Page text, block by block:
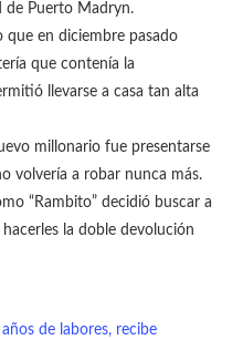
de Puerto Madryn.
que en diciembre pasado
que contenía la
llevarse a casa tan alta
millonario fue presentarse
volvería a robar nunca más.
“Rambito” decidió buscar a
la doble devolución
de labores, recibe